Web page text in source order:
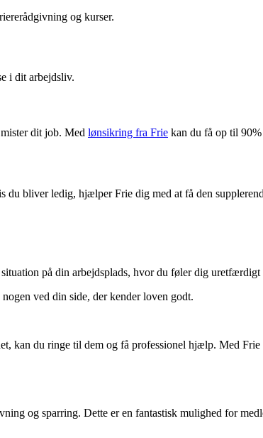
og kurser.
i dit arbejdsliv.
dit job. Med lønsikring fra Frie kan du få op til
bliver ledig, hjælper Frie dig med at få den
på din arbejdsplads, hvor du føler dig uretfærdigt
ved din side, der kender loven godt.
kan du ringe til dem og få professionel hjælp. Med
og sparring. Dette er en fantastisk mulighed for